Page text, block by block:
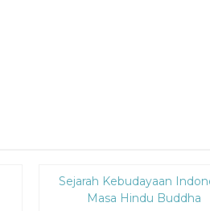
Diskon
15%Sejarah Kebudayaan
Masa Hindu Buddha